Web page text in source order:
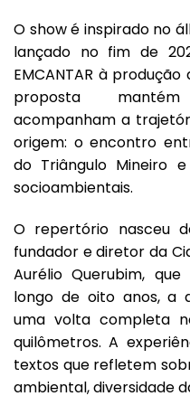
O show é inspirado no
lançado no fim de
EMCANTAR à
proposta
acompanham a
origem: o encontro
do Triângulo Mineiro
socioambientais.
O repertório nasceu
fundador e diretor da
Aurélio Querubim,
longo de oito anos, a
uma volta completa
quilômetros. A
textos que refletem
ambiental, diversidade